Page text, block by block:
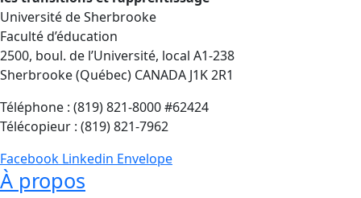
Université de Sherbrooke
Faculté d’éducation
2500, boul. de l’Université, local A1-238
Sherbrooke (Québec) CANADA J1K 2R1
Téléphone : (819) 821-8000 #62424
Télécopieur : (819) 821-7962
Facebook Linkedin Envelope
À propos